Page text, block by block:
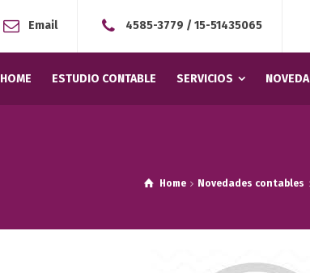
Email 4585-3779 /15-51435065
HOME ESTUDIO CONTABLE SERVICIOS
Home Novedades contables